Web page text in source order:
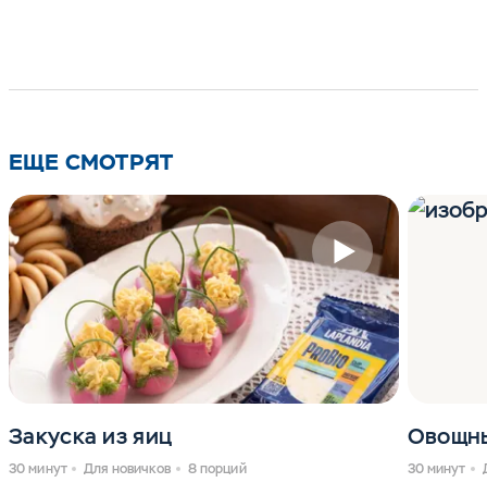
ЕЩЕ СМОТРЯТ
Закуска из яиц
30 минут Для новичков 8 порций 30 минут